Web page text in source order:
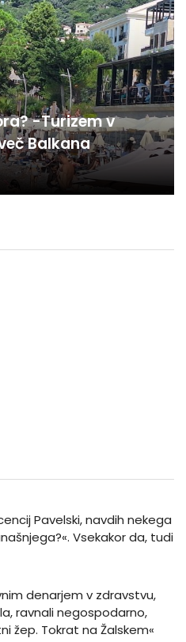
-Turizem v
Balkana
Pavelski, navdih nekega
Vsekakor da, tudi
denarjem v zdravstvu,
ravnali negospodarno,
žep. Tokrat na Žalskem«